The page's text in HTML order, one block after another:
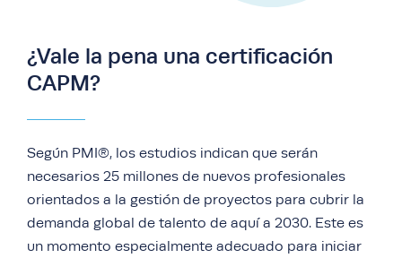
partes interesadas.
Determinar cómo recopilar y validar los
producto.
Demostrar comprensión de las hojas
de ruta del producto.
Determinar cómo las metodologías del
proyecto influyen en los procesos de
análisis de negocio.
predictivos
Validar los requisitos durante la entrega
Obtener la experiencia necesaria para
convertirse en gerente de proyectos y
presentarse al examen de certificación
PMP.
¿Vale la pena una certificación
CAPM?
Según PMI®, los estudios indican que serán
necesarios 25 millones de nuevos profesionales
orientados a la gestión de proyectos para cubrir la
demanda global de talento de aquí a 2030. Este es
un momento especialmente adecuado para iniciar